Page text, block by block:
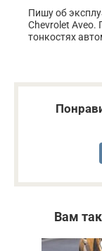
Пишу об
Chevrolet
тонкостях
Вам